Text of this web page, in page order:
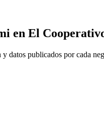
en El
datos publicados por cada